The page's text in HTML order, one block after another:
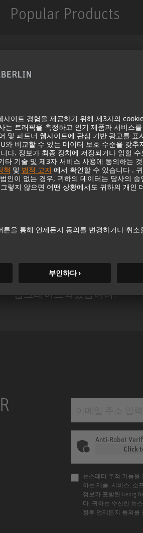
Popular Products
KH 120 II
깊은 베이스, 더 높은 해상도,
파워를 통해 새로운 차원으로
업그레이드되었습니다.
Anti-Robot
Click
뉴스레터 추적 기능을
하는 제품, 서비스, 소
정보가 포함된 Georg
다. 귀하는 수신한 뉴
향후 언제든지 동의를